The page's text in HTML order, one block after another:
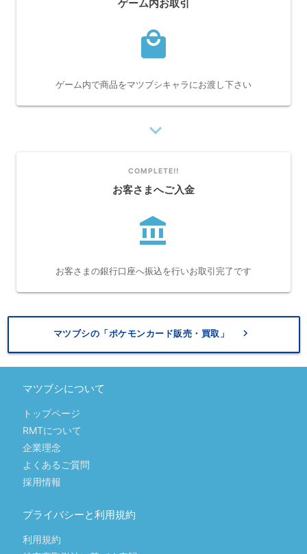
ゲーム内お取引
local_mall
ゲーム内で商品をマツブシキャラにお渡し下さい
navigate_next
COMPLETE!!
お客さまへご入金
account_balance
お客さまの銀行口座へ振込を行いお取引完了です
マツブシの「ポケモンカード販売・買取」 keyboard_arrow_right
マツブシについて
トップページ
RMTについて
企業理念
よくあるご質問
採用情報
プライバシーと利用規約
利用規約